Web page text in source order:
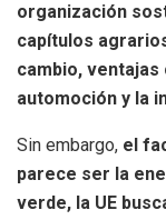
organización
capítulos
cambio,
automoción y la
Sin embargo, el
parece ser la
verde, la UE